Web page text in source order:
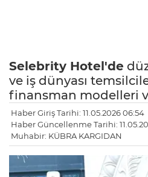
Selebrity Hotel'de
ve iş dünyası
finansman modelleri
Haber Giriş Tarihi: 11.05.2026 06:54
Haber Güncellenme Tarihi:
Muhabir: KÜBRA KARGIDAN